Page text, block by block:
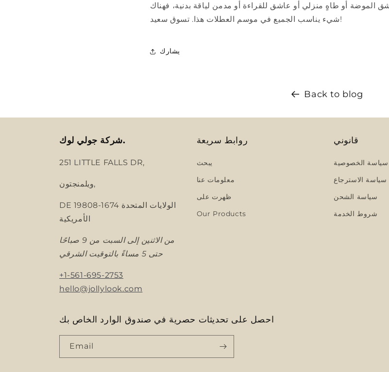
الموضة أو طاهٍ منزلي أو عاشق للقراءة أو مدمن لياقة بدنية، فهناك
شيء يناسب الجميع في موسم العطلات هذا. تسوق سعيد!
يشارك
Back to blog
شركة جولي لوك.
251 LITTLE FALLS DR,
ويلمنجتون,
DE 19808-1674 الولايات المتحدة
الأمريكية
من الاثنين إلى السبت من 9 صباحًا
حتى 5 مساءً بالتوقيت الشرقي
+1-561-695-2753
hello@jollylook.com
روابط سريعة
يبحث
معلومات عنا
ظهرت على
Our Products
قانوني
سياسة الخصوصية
سياسة الاسترجاع
سياسة الشحن
شروط الخدمة
احصل على تحديثات حصرية في صندوق الوارد الخاص بك
Email